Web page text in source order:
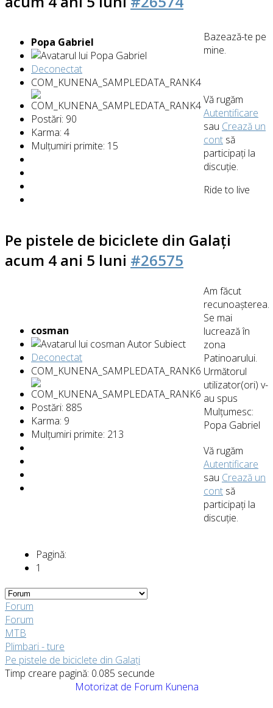
Popa Gabriel
Deconectat
COM_KUNENA_SAMPLEDATA_RANK4
Postări: 90
Karma: 4
Mulțumiri primite: 15
Bazează-te pe
mine.
Vă rugăm
Autentificare
sau Crează un
cont să
participaţi la
discuţie.
Ride to live
Pe pistele de biciclete din Galați
acum 4 ani 5 luni #26575
cosman
Autor Subiect
Deconectat
COM_KUNENA_SAMPLEDATA_RANK6
Postări: 885
Karma: 9
Mulțumiri primite: 213
Am făcut
recunoașterea.
Se mai
lucrează în
zona
Patinoarului.
Următorul
utilizator(ori) v-
au spus
Mulțumesc:
Popa Gabriel
Vă rugăm
Autentificare
sau Crează un
cont să
participaţi la
discuţie.
Pagină:
1
Forum
Forum
MTB
Plimbari - ture
Pe pistele de biciclete din Galați
Timp creare pagină: 0.085 secunde
Motorizat de Forum Kunena